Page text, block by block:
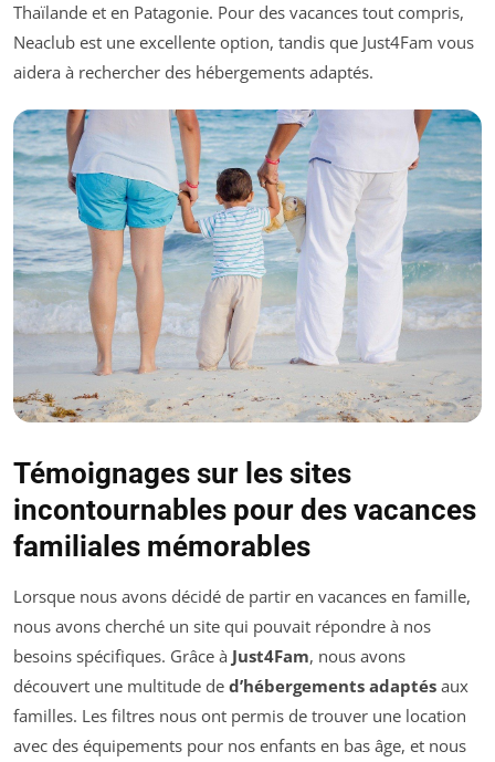
Thaïlande et en Patagonie. Pour des vacances tout compris,
Neaclub est une excellente option, tandis que Just4Fam vous
aidera à rechercher des hébergements adaptés.
Témoignages sur les sites
incontournables pour des vacances
familiales mémorables
Lorsque nous avons décidé de partir en vacances en famille,
nous avons cherché un site qui pouvait répondre à nos
besoins spécifiques. Grâce à Just4Fam, nous avons
découvert une multitude de d’hébergements adaptés aux
familles. Les filtres nous ont permis de trouver une location
avec des équipements pour nos enfants en bas âge, et nous